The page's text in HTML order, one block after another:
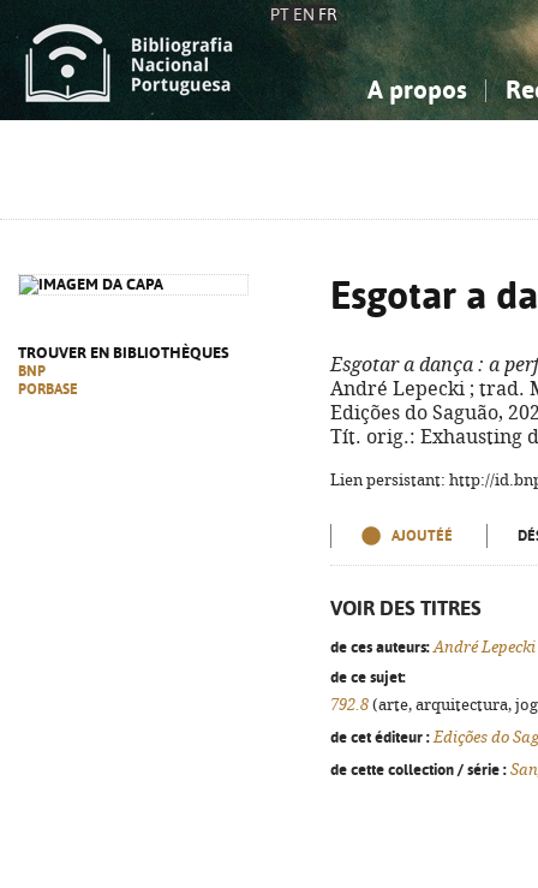
PT EN FR
A propos
TROUVER EN BIBLIOTHÈQUES
BNP
PORBASE
Esgotar a
Esgotar a dança : a
André Lepecki ; trad.
Edições do Saguão,
Tít. orig.: Exhausting
Lien persistant: http://
AJOUTÉÉ
VOIR DES TITRES
de ces auteurs: André Lepecki
de ce sujet:
792.8 (arte, arquitectura,
de cet éditeur : Edições do
de cette collection / série :